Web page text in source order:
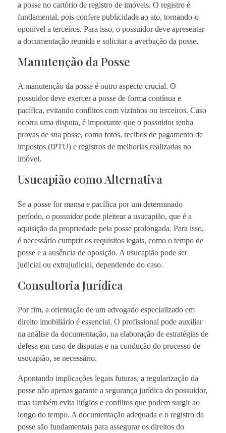
a posse no cartório de registro de imóveis. O registro é
fundamental, pois confere publicidade ao ato, tornando-o
oponível a terceiros. Para isso, o possuidor deve apresentar
a documentação reunida e solicitar a averbação da posse.
Manutenção da Posse
A manutenção da posse é outro aspecto crucial. O
possuidor deve exercer a posse de forma contínua e
pacífica, evitando conflitos com vizinhos ou terceiros. Caso
ocorra uma disputa, é importante que o possuidor tenha
provas de sua posse, como fotos, recibos de pagamento de
impostos (IPTU) e registros de melhorias realizadas no
imóvel.
Usucapião como Alternativa
Se a posse for mansa e pacífica por um determinado
período, o possuidor pode pleitear a usucapião, que é a
aquisição da propriedade pela posse prolongada. Para isso,
é necessário cumprir os requisitos legais, como o tempo de
posse e a ausência de oposição. A usucapião pode ser
judicial ou extrajudicial, dependendo do caso.
Consultoria Jurídica
Por fim, a orientação de um advogado especializado em
direito imobiliário é essencial. O profissional pode auxiliar
na análise da documentação, na elaboração de estratégias de
defesa em caso de disputas e na condução do processo de
usucapião, se necessário.
Apontando implicações legais futuras, a regularização da
posse não apenas garante a segurança jurídica do possuidor,
mas também evita litígios e conflitos que podem surgir ao
longo do tempo. A documentação adequada e o registro da
posse são fundamentais para assegurar os direitos do